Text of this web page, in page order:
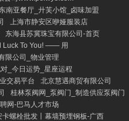
南亚餐厅_廾芙小馆_卤味加盟
上海市静安区咿娅服装店
东海县苏冀珠宝有限公司-首页
Luck To You! —— 用
限公司_物业管理
_今日运势_星座运程
交易平台
北京慧遇商贸有限公司
桂林泵阀网_泵阀门_制造供应泵阀门
网-巴马人才市场
螺栓批发丨幕墙预埋钢板-广西